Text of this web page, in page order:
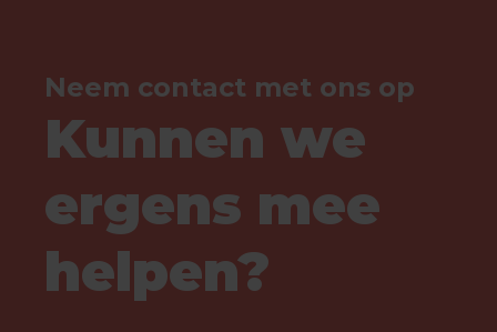
Neem contact met ons op
Kunnen we
ergens mee
helpen?